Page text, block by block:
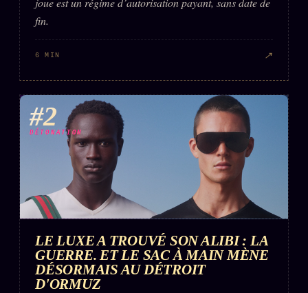
fin.
6 MIN ↗
#2
DÉTONATION
LE LUXE A TROUVÉ SON ALIBI : LA
GUERRE. ET LE SAC À MAIN MÈNE
DÉSORMAIS AU DÉTROIT
D'ORMUZ